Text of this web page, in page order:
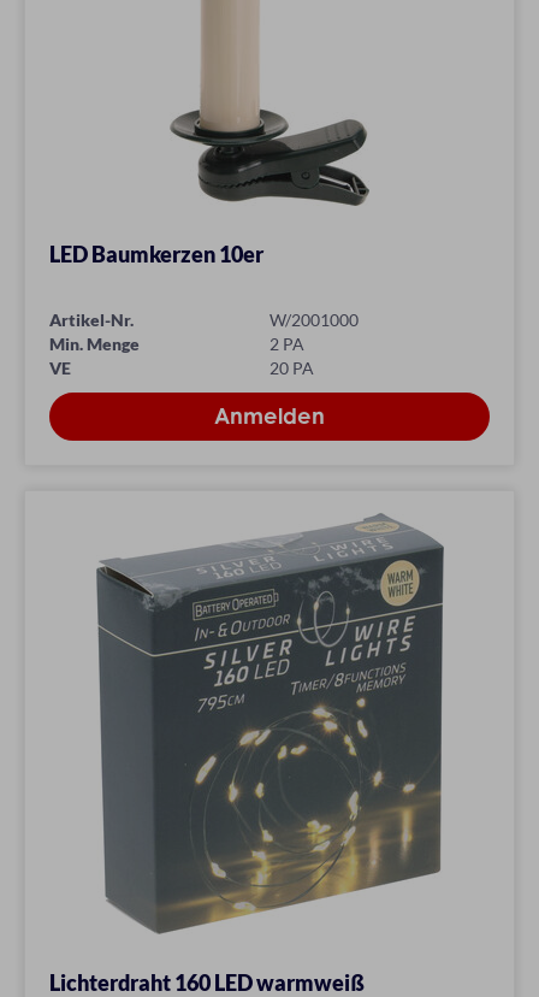
LED Baumkerzen 10er
Artikel-Nr.
W/2001000
Min. Menge
2 PA
VE
20 PA
Lichterdraht 160 LED warmweiß